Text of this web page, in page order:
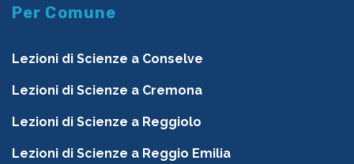
Per Comune
Lezioni di Scienze a Conselve
Lezioni di Scienze a Cremona
Lezioni di Scienze a Reggiolo
Lezioni di Scienze a Reggio Emilia